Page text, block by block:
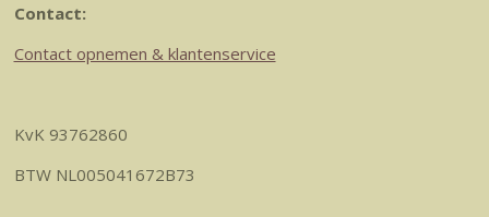
Contact:
Contact opnemen & klantenservice
KvK 93762860
BTW NL005041672B73